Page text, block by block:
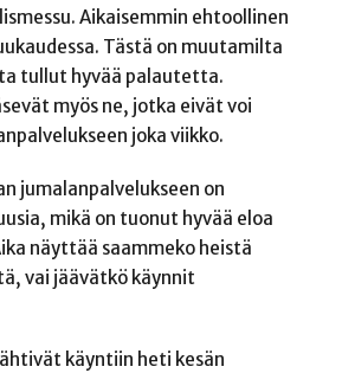
Aikaisemmin ehtoollinen
Tästä on muutamilta
tullut hyvää palautetta.
myös ne, jotka eivät voi
joka viikko.
jumalanpalvelukseen on
mikä on tuonut hyvää eloa
näyttää saammeko heistä
vai jäävätkö käynnit
käyntiin heti kesän